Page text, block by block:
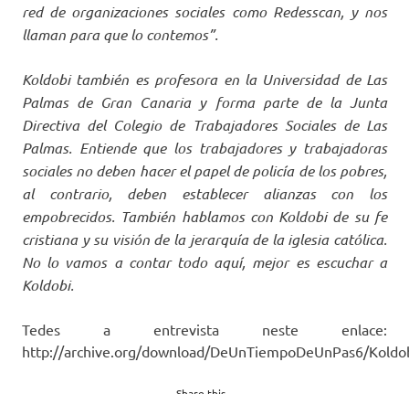
red de organizaciones sociales como Redesscan, y nos
llaman para que lo contemos”.
Koldobi también es profesora en la Universidad de Las
Palmas de Gran Canaria y forma parte de la Junta
Directiva del Colegio de Trabajadores Sociales de Las
Palmas. Entiende que los trabajadores y trabajadoras
sociales no deben hacer el papel de policía de los pobres,
al contrario, deben establecer alianzas con los
empobrecidos. También hablamos con Koldobi de su fe
cristiana y su visión de la jerarquía de la iglesia católica.
No lo vamos a contar todo aquí, mejor es escuchar a
Koldobi.
Tedes a entrevista neste enlace:
http://archive.org/download/DeUnTiempoDeUnPas6/